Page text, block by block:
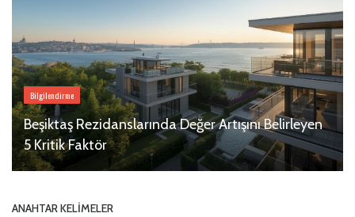
Bilgilendirme
Beşiktaş Rezidanslarında Değer Artışını Belirleyen
5 Kritik Faktör
ANAHTAR KELIMELER